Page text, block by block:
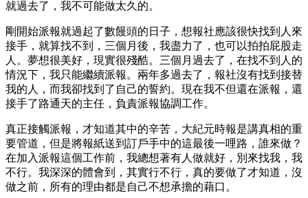
就過去了，我不可能做太久的。
剛開始派報就過起了數饅頭的日子，想報社應該很快找到人來
接手，就算找不到，三個月後，我盡力了，也可以拍拍屁股走
人。夢想很美好，現實很殘酷。三個月過去了，在找不到人的
情況下，我只能繼續派報。兩年多過去了，報社沒有找到接替
我的人，而我卻找到了自己的誓約。現在我不但還在派報，還
接手了路通天的主任，負責派報協調工作。
真正接觸派報，才知道其中的辛苦，大紀元時報是講真相的重
要管道，但是將報紙送到訂戶手中的這最後一哩路，誰來做？
在加入派報這個工作前，我總想著有人做就好，別來找我，我
不行。我深深的體會到，其實行不行，真的要做了才知道，沒
做之前，所有的理由都是自己不想承擔的藉口。